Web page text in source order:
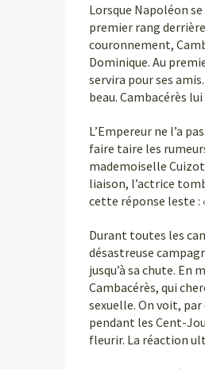
Lorsque Napoléon
premier rang
couronnement,
Dominique. Au
servira pour ses
beau. Cambacérès
L’Empereur ne l’a
faire taire les
mademoiselle
liaison, l’actrice
cette réponse leste :
Durant toutes les
désastreuse
jusqu’à sa chute.
Cambacérès, qui
sexuelle. On voit,
pendant les Cent-
fleurir. La réaction